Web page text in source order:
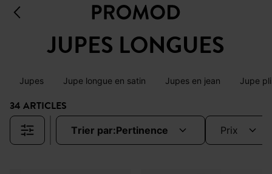
JUPES LONGUES
Jupes Jupe longue en satin Jupes en jean Jupe
34 ARTICLES
trier par: pertinence prix